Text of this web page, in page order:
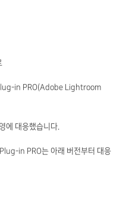
in PRO(Adobe Lightroom
에 대응했습니다.
in PRO는 아래 버전부터 대응